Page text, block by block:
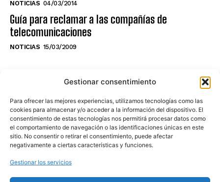
Gestionar consentimiento
Para ofrecer las mejores experiencias, utilizamos tecnologías como las
cookies para almacenar y/o acceder a la información del dispositivo. El
consentimiento de estas tecnologías nos permitirá procesar datos como
el comportamiento de navegación o las identificaciones únicas en este
sitio. No consentir o retirar el consentimiento, puede afectar
negativamente a ciertas características y funciones.
Gestionar los servicios
NOTICIAS 04/03/2014
Guía para reclamar a las compañías de
telecomunicaciones
NOTICIAS 15/03/2009
NO TE PIERDAS LO ÚLTIMO DEL CANAL
Haz clic en «Estoy de acuerdo» para
activar Youtube
POLÍTICA DE COOKIES